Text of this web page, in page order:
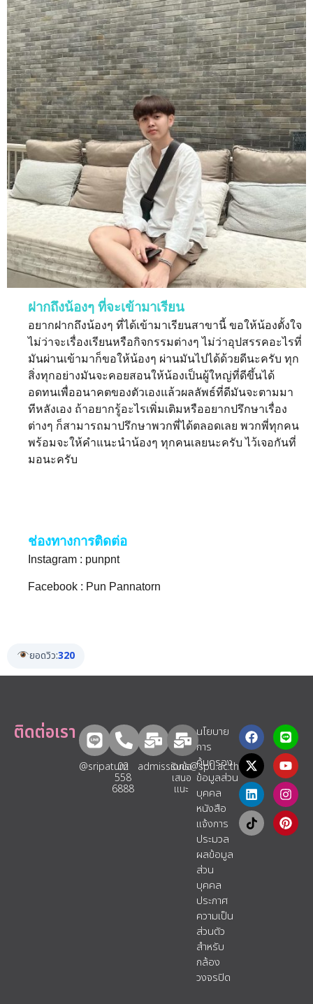
ฝากถึงน้องๆ ที่จะเข้ามาเรียน
อยากฝากถึงน้องๆ ที่ได้เข้ามาเรียนสาขานี้ ขอให้น้องตั้งใจ
ไม่ว่าจะเรื่องเรียนหรือกิจกรรมต่างๆ ไม่ว่าอุปสรรคอะไรที่
มันผ่านเข้ามาก็ขอให้น้องๆ ผ่านมันไปได้ด้วยดีนะครับ ทุก
สิ่งทุกอย่างมันจะคอยสอนให้น้องเป็นผู้ใหญ่ที่ดีขึ้นได้
อดทนเพื่ออนาคตของตัวเองแล้วผลลัพธ์ที่ดีมันจะตามมา
ทีหลังเอง ถ้าอยากรู้อะไรเพิ่มเติมหรืออยากปรึกษาเรื่อง
ต่างๆ ก็สามารถมาปรึกษาพวกพี่ได้ตลอดเลย พวกพี่ทุกคน
พร้อมจะให้คำแนะนำน้องๆ ทุกคนเลยนะครับ ไว้เจอกันที่
มอนะครับ
ช่องทางการติดต่อ
Instagram : punpnt
Facebook : Pun Pannatorn
ยอดวิว:320
ติดต่อเรา
@sripatum
02
558
6888
admissions@spu.ac.th
รับข้อ
เสนอ
แนะ​
นโยบาย
การ
คุ้มครอง
ข้อมูลส่วน
บุคคล
หนังสือ
แจ้งการ
ประมวล
ผลข้อมูล
ส่วน
บุคคล
ประกาศ
ความเป็น
ส่วนตัว
สำหรับ
กล้อง
วงจรปิด